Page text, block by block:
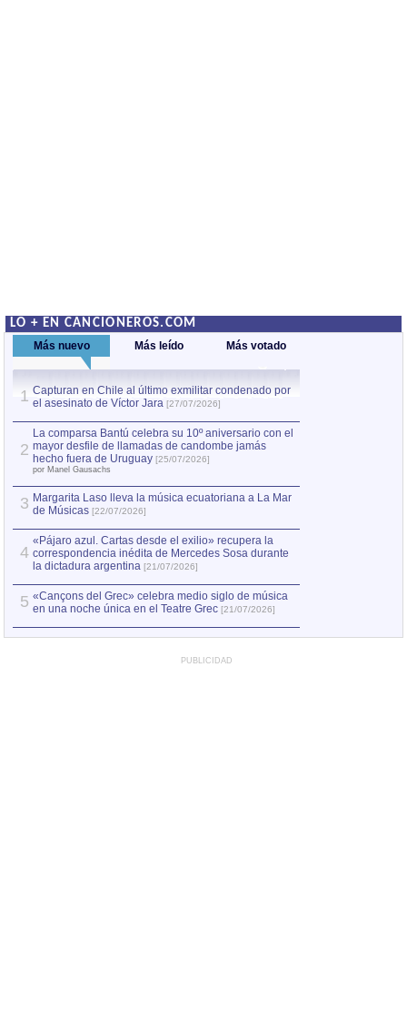
LO + EN CANCIONEROS.COM
Más nuevo Más leído Más votado
1 Capturan en Chile al último exmilitar condenado por
el asesinato de Víctor Jara [27/07/2026]
2
La comparsa Bantú celebra su 10º aniversario con el
mayor desfile de llamadas de candombe jamás
hecho fuera de Uruguay [25/07/2026]
por Manel Gausachs
3 Margarita Laso lleva la música ecuatoriana a La Mar
de Músicas [22/07/2026]
4
«Pájaro azul. Cartas desde el exilio» recupera la
correspondencia inédita de Mercedes Sosa durante
la dictadura argentina [21/07/2026]
5 «Cançons del Grec» celebra medio siglo de música
en una noche única en el Teatre Grec [21/07/2026]
PUBLICIDAD